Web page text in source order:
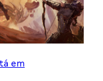
em